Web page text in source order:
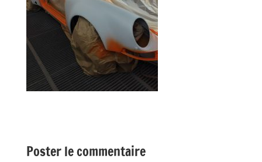
Poster le commentaire